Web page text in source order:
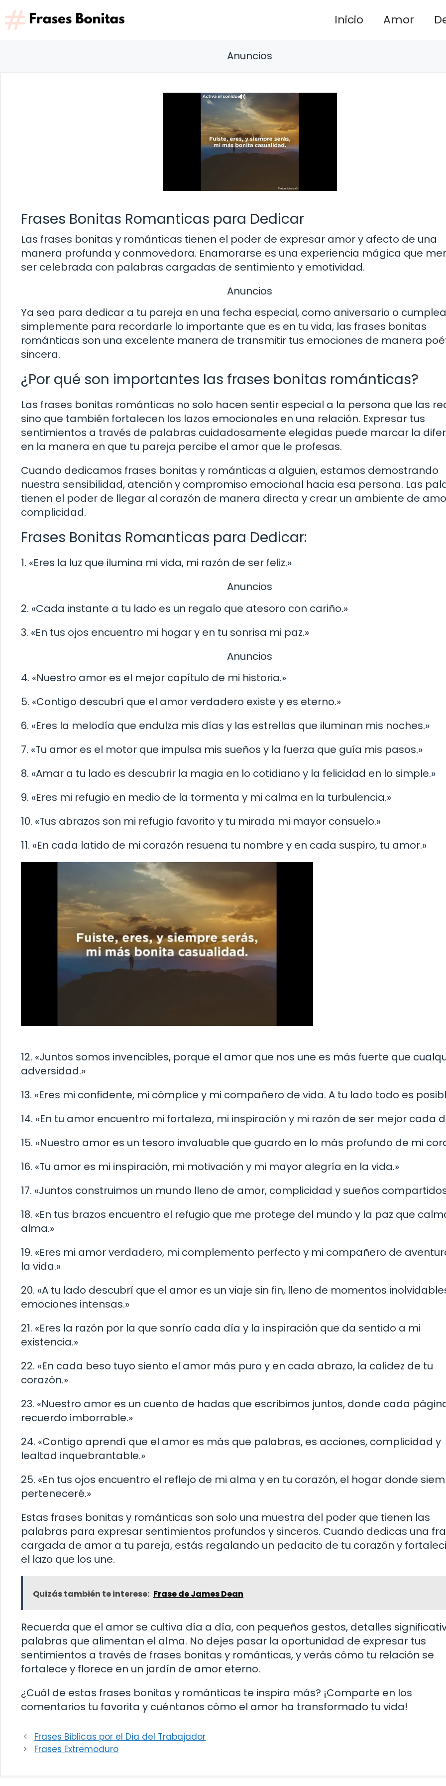
Saltar
al
contenido
Inicio Amor
Anuncios
Frases Bonitas Romanticas para Dedicar
Las frases bonitas y románticas tienen el poder de expresar amor y afecto de una
manera profunda y conmovedora. Enamorarse es una experiencia mágica que
ser celebrada con palabras cargadas de sentimiento y emotividad.
Anuncios
Ya sea para dedicar a tu pareja en una fecha especial, como aniversario o
simplemente para recordarle lo importante que es en tu vida, las frases bonitas
románticas son una excelente manera de transmitir tus emociones de manera
sincera.
¿Por qué son importantes las frases bonitas románticas?
Las frases bonitas románticas no solo hacen sentir especial a la persona que las
sino que también fortalecen los lazos emocionales en una relación. Expresar tus
sentimientos a través de palabras cuidadosamente elegidas puede marcar la
en la manera en que tu pareja percibe el amor que le profesas.
Cuando dedicamos frases bonitas y románticas a alguien, estamos demostrando
nuestra sensibilidad, atención y compromiso emocional hacia esa persona. Las
tienen el poder de llegar al corazón de manera directa y crear un ambiente de
complicidad.
Frases Bonitas Romanticas para Dedicar:
1. «Eres la luz que ilumina mi vida, mi razón de ser feliz.»
Anuncios
2. «Cada instante a tu lado es un regalo que atesoro con cariño.»
3. «En tus ojos encuentro mi hogar y en tu sonrisa mi paz.»
Anuncios
4. «Nuestro amor es el mejor capítulo de mi historia.»
5. «Contigo descubrí que el amor verdadero existe y es eterno.»
6. «Eres la melodía que endulza mis días y las estrellas que iluminan mis noches.»
7. «Tu amor es el motor que impulsa mis sueños y la fuerza que guía mis pasos.»
8. «Amar a tu lado es descubrir la magia en lo cotidiano y la felicidad en lo simple.»
9. «Eres mi refugio en medio de la tormenta y mi calma en la turbulencia.»
10. «Tus abrazos son mi refugio favorito y tu mirada mi mayor consuelo.»
11. «En cada latido de mi corazón resuena tu nombre y en cada suspiro, tu amor.»
12. «Juntos somos invencibles, porque el amor que nos une es más fuerte que
adversidad.»
13. «Eres mi confidente, mi cómplice y mi compañero de vida. A tu lado todo es
14. «En tu amor encuentro mi fortaleza, mi inspiración y mi razón de ser mejor cada
15. «Nuestro amor es un tesoro invaluable que guardo en lo más profundo de mi
16. «Tu amor es mi inspiración, mi motivación y mi mayor alegría en la vida.»
17. «Juntos construimos un mundo lleno de amor, complicidad y sueños
18. «En tus brazos encuentro el refugio que me protege del mundo y la paz que
alma.»
19. «Eres mi amor verdadero, mi complemento perfecto y mi compañero de
la vida.»
20. «A tu lado descubrí que el amor es un viaje sin fin, lleno de momentos
emociones intensas.»
21. «Eres la razón por la que sonrío cada día y la inspiración que da sentido a mi
existencia.»
22. «En cada beso tuyo siento el amor más puro y en cada abrazo, la calidez de tu
corazón.»
23. «Nuestro amor es un cuento de hadas que escribimos juntos, donde cada
recuerdo imborrable.»
24. «Contigo aprendí que el amor es más que palabras, es acciones, complicidad y
lealtad inquebrantable.»
25. «En tus ojos encuentro el reflejo de mi alma y en tu corazón, el hogar donde
perteneceré.»
Estas frases bonitas y románticas son solo una muestra del poder que tienen las
palabras para expresar sentimientos profundos y sinceros. Cuando dedicas una
cargada de amor a tu pareja, estás regalando un pedacito de tu corazón y
el lazo que los une.
Quizás también te interese: Frase de James Dean
Recuerda que el amor se cultiva día a día, con pequeños gestos, detalles
palabras que alimentan el alma. No dejes pasar la oportunidad de expresar tus
sentimientos a través de frases bonitas y románticas, y verás cómo tu relación se
fortalece y florece en un jardín de amor eterno.
¿Cuál de estas frases bonitas y románticas te inspira más? ¡Comparte en los
comentarios tu favorita y cuéntanos cómo el amor ha transformado tu vida!
Frases Biblicas por el Dia del Trabajador
Frases Extremoduro